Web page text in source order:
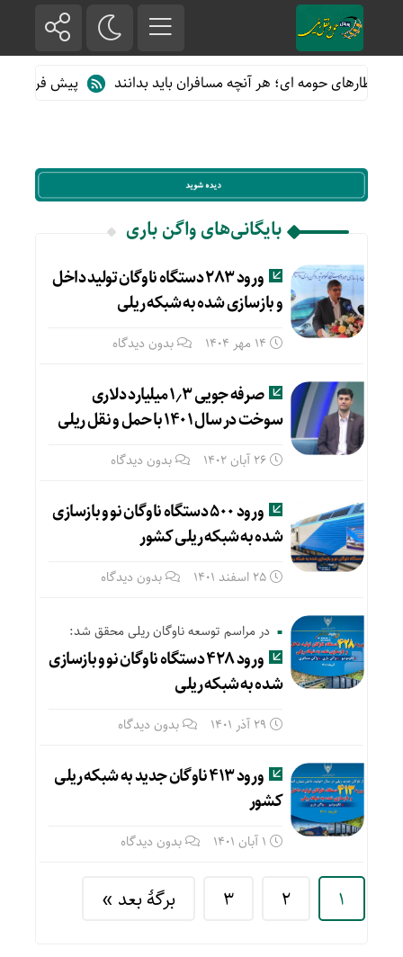
قطارهای حومه ای؛ هر آنچه مسافران باید بدانند پیش فروش بلیت
بایگانی‌های واگن باری
ورود ۲۸۳ دستگاه ناوگان تولید داخل
و بازسازی شده به شبکه ریلی
14 مهر 1404 بدون دیدگاه
صرفه جویی ۱٫۳ میلیارد دلاری
سوخت در سال ۱۴۰۱ با حمل و نقل ریلی
26 آبان 1402 بدون دیدگاه
ورود ۵۰۰ دستگاه ناوگان نو و بازسازی
شده به شبکه ریلی کشور
25 اسفند 1401 بدون دیدگاه
در مراسم توسعه ناوگان ریلی محقق شد:
ورود ۴۲۸ دستگاه ناوگان نو و بازسازی
شده به شبکه ریلی
29 آذر 1401 بدون دیدگاه
ورود ۴۱۳ ناوگان جدید به شبکه ریلی
کشور
1 آبان 1401 بدون دیدگاه
1
2
3 برگهٔ بعد »